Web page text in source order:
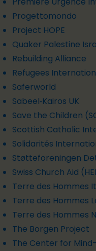
Progettomondo
Project HOPE
Quaker Palestine
Rebuilding Alliance
Refugees
Saferworld
Sabeel‑Kairos UK
Save the Children
Scottish Catholic
Solidarités
Støtteforeningen
Swiss Church Aid
Terre des Hommes
Terre des Hommes
Terre des Hommes
The Borgen Project
The Center for